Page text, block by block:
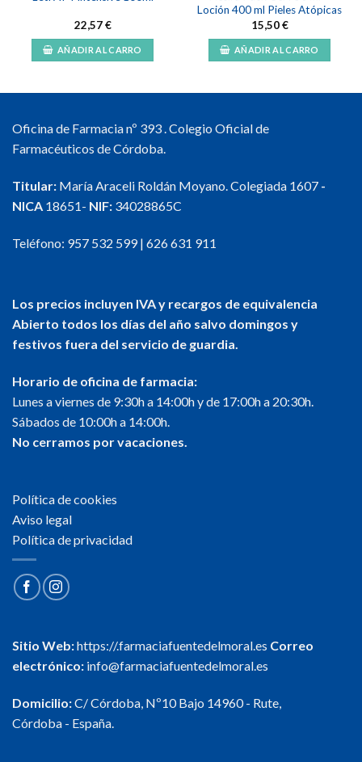
22,57€
AÑADIR AL CARRO
Loción 400 ml Pieles Atópicas
15,50€
AÑADIR AL CARRO
Oficina de Farmacia nº 393 . Colegio Oficial de
Farmacéuticos de Córdoba.
Titular: María Araceli Roldán Moyano. Colegiada 1607 -
NICA 18651- NIF: 34028865C
Teléfono: 957 532 599| 626 631 911
Los precios incluyen IVA y recargos de equivalencia
Abierto todos los días del año salvo domingos y
festivos fuera del servicio de guardia.
Horario de oficina de farmacia:
Lunes a viernes de 9:30h a 14:00h y de 17:00h a 20:30h.
Sábados de 10:00h a 14:00h.
No cerramos por vacaciones.
Política de cookies
Aviso legal
Política de privacidad
Sitio Web:https://.farmaciafuentedelmoral.es Correo
electrónico: info@farmaciafuentedelmoral.es
Domicilio:C/ Córdoba, Nº10 Bajo 14960 - Rute,
Córdoba - España.